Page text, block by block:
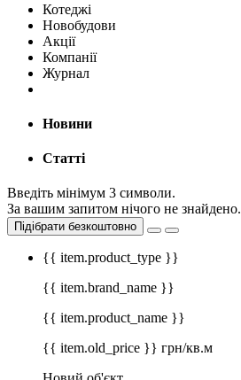
Котеджі
Новобудови
Акції
Компанії
Журнал
Новини
Статті
Введіть мінімум 3 символи.
За вашим запитом нічого не знайдено.
Підібрати безкоштовно
{{ item.product_type }}
{{ item.brand_name }}
{{ item.product_name }}
{{ item.old_price }} грн/кв.м